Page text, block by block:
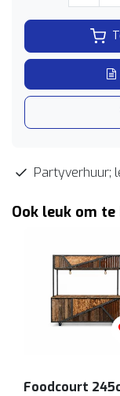
Partyverhuur;
Ook leuk om te
Foodcourt